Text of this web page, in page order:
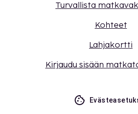
Turvallista
Kohteet
Lahjakortti
Kirjaudu sisään